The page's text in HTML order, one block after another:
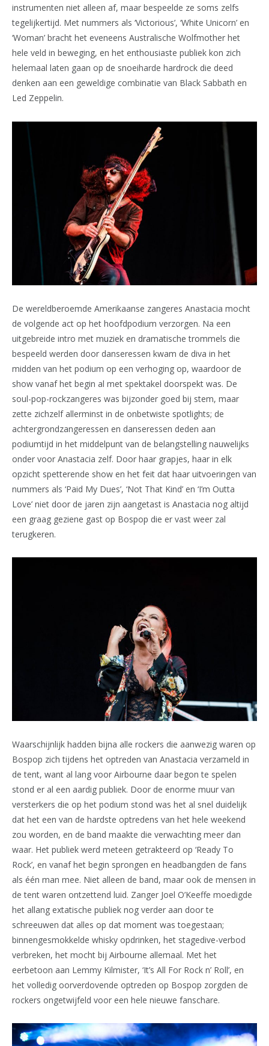
instrumenten niet alleen af, maar bespeelde ze soms zelfs
tegelijkertijd. Met nummers als ‘Victorious’, ‘White Unicorn’ en
‘Woman’ bracht het eveneens Australische Wolfmother het
hele veld in beweging, en het enthousiaste publiek kon zich
helemaal laten gaan op de snoeiharde hardrock die deed
denken aan een geweldige combinatie van Black Sabbath en
Led Zeppelin.
De wereldberoemde Amerikaanse zangeres Anastacia mocht
de volgende act op het hoofdpodium verzorgen. Na een
uitgebreide intro met muziek en dramatische trommels die
bespeeld werden door danseressen kwam de diva in het
midden van het podium op een verhoging op, waardoor de
show vanaf het begin al met spektakel doorspekt was. De
soul-pop-rockzangeres was bijzonder goed bij stem, maar
zette zichzelf allerminst in de onbetwiste spotlights; de
achtergrondzangeressen en danseressen deden aan
podiumtijd in het middelpunt van de belangstelling nauwelijks
onder voor Anastacia zelf. Door haar grapjes, haar in elk
opzicht spetterende show en het feit dat haar uitvoeringen van
nummers als ‘Paid My Dues’, ‘Not That Kind’ en ‘I’m Outta
Love’ niet door de jaren zijn aangetast is Anastacia nog altijd
een graag geziene gast op Bospop die er vast weer zal
terugkeren.
Waarschijnlijk hadden bijna alle rockers die aanwezig waren op
Bospop zich tijdens het optreden van Anastacia verzameld in
de tent, want al lang voor Airbourne daar begon te spelen
stond er al een aardig publiek. Door de enorme muur van
versterkers die op het podium stond was het al snel duidelijk
dat het een van de hardste optredens van het hele weekend
zou worden, en de band maakte die verwachting meer dan
waar. Het publiek werd meteen getrakteerd op ‘Ready To
Rock’, en vanaf het begin sprongen en headbangden de fans
als één man mee. Niet alleen de band, maar ook de mensen in
de tent waren ontzettend luid. Zanger Joel O’Keeffe moedigde
het allang extatische publiek nog verder aan door te
schreeuwen dat alles op dat moment was toegestaan;
binnengesmokkelde whisky opdrinken, het stagedive-verbod
verbreken, het mocht bij Airbourne allemaal. Met het
eerbetoon aan Lemmy Kilmister, ‘It’s All For Rock n’ Roll’, en
het volledig oorverdovende optreden op Bospop zorgden de
rockers ongetwijfeld voor een hele nieuwe fanschare.